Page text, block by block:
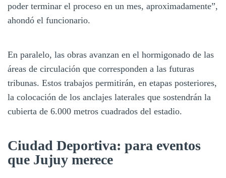
poder terminar el proceso en un mes, aproximadamente”,
ahondó el funcionario.
En paralelo, las obras avanzan en el hormigonado de las
áreas de circulación que corresponden a las futuras
tribunas. Estos trabajos permitirán, en etapas posteriores,
la colocación de los anclajes laterales que sostendrán la
cubierta de 6.000 metros cuadrados del estadio.
Ciudad Deportiva: para eventos
que Jujuy merece